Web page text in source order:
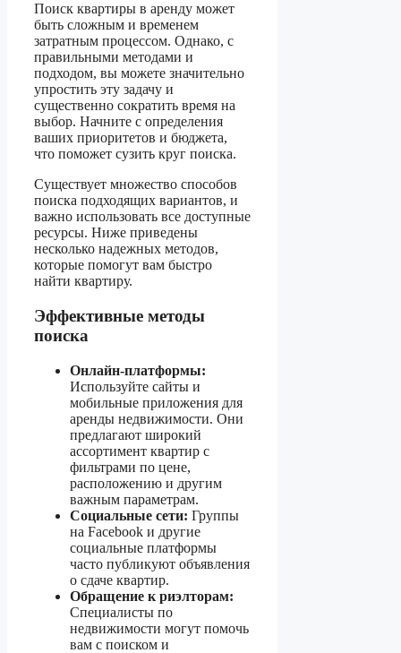
Поиск квартиры в аренду может
быть сложным и временем
затратным процессом. Однако, с
правильными методами и
подходом, вы можете значительно
упростить эту задачу и
существенно сократить время на
выбор. Начните с определения
ваших приоритетов и бюджета,
что поможет сузить круг поиска.
Существует множество способов
поиска подходящих вариантов, и
важно использовать все доступные
ресурсы. Ниже приведены
несколько надежных методов,
которые помогут вам быстро
найти квартиру.
Эффективные методы
поиска
Онлайн-платформы:
Используйте сайты и
мобильные приложения для
аренды недвижимости. Они
предлагают широкий
ассортимент квартир с
фильтрами по цене,
расположению и другим
важным параметрам.
Социальные сети: Группы
на Facebook и другие
социальные платформы
часто публикуют объявления
о сдаче квартир.
Обращение к риэлторам:
Специалисты по
недвижимости могут помочь
вам с поиском и